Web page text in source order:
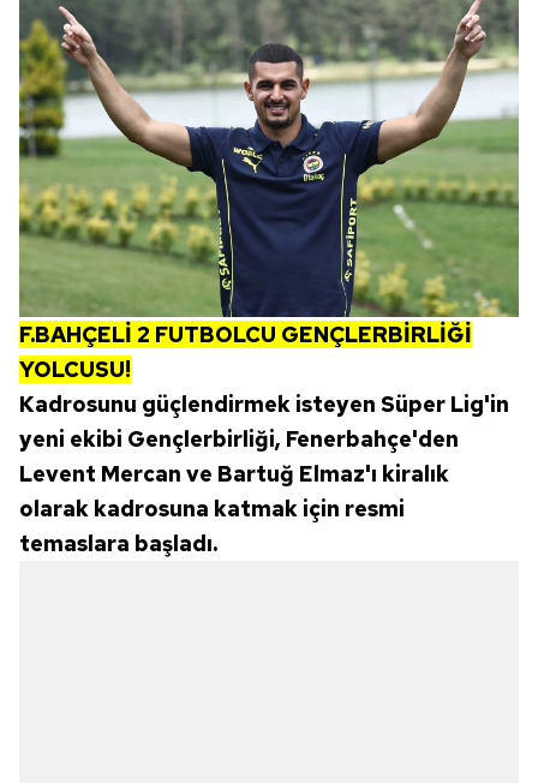
F.BAHÇELİ 2 FUTBOLCU GENÇLERBİRLİĞİ
YOLCUSU!
Kadrosunu güçlendirmek isteyen Süper Lig'in
yeni ekibi Gençlerbirliği, Fenerbahçe'den
Levent Mercan ve Bartuğ Elmaz'ı kiralık
olarak kadrosuna katmak için resmi
temaslara başladı.